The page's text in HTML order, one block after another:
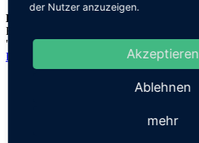
Herleitung:
Finnisch,
"aamu"
Datenschutz
der Nutzer anzuzeigen.
Akzeptieren
Ablehnen
mehr